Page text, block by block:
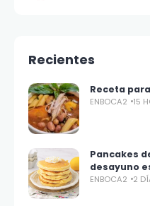
Recientes
Receta
ENBOCA2 15
Pancakes
desayuno
ENBOCA2 2